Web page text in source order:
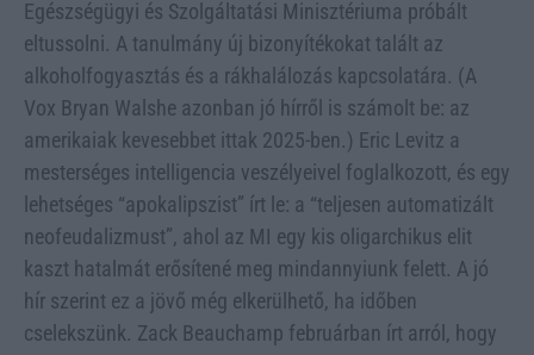
Egészségügyi és Szolgáltatási Minisztériuma próbált
eltussolni. A tanulmány új bizonyítékokat talált az
alkoholfogyasztás és a rákhalálozás kapcsolatára. (A
Vox Bryan Walshe azonban jó hírről is számolt be: az
amerikaiak kevesebbet ittak 2025-ben.) Eric Levitz a
mesterséges intelligencia veszélyeivel foglalkozott, és egy
lehetséges “apokalipszist” írt le: a “teljesen automatizált
neofeudalizmust”, ahol az MI egy kis oligarchikus elit
kaszt hatalmát erősítené meg mindannyiunk felett. A jó
hír szerint ez a jövő még elkerülhető, ha időben
cselekszünk. Zack Beauchamp februárban írt arról, hogy